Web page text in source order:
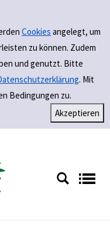
Cookies angelegt, um
zu können. Zudem
und genutzt. Bitte
. Mit
Bedingungen zu.